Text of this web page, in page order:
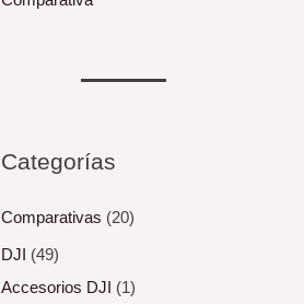
Categorías
Comparativas (20)
DJI (49)
Accesorios DJI (1)